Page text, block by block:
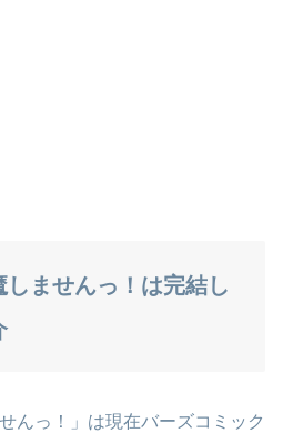
ませんっ！は完結し
んっ！」は現在バーズコミック